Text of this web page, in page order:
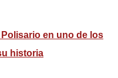
Polisario en uno de los
historia